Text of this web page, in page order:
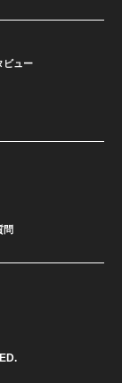
ビュー
問